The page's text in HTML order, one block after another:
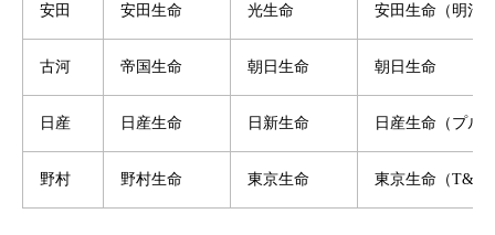
安田 安田生命 光生命 安田生命（明治
古河 帝国生命 朝日生命 朝日生命
日産 日産生命 日新生命 日産生命（プル
野村 野村生命 東京生命 東京生命（T&D